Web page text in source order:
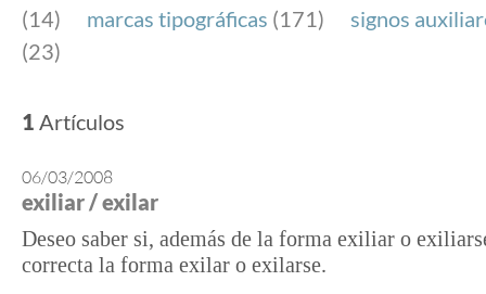
(14)
marcas tipográficas (171)
signos
(23)
1 Artículos
06/03/2008
exiliar / exilar
Deseo saber si, además de la forma exiliar o
correcta la forma exilar o exilarse.